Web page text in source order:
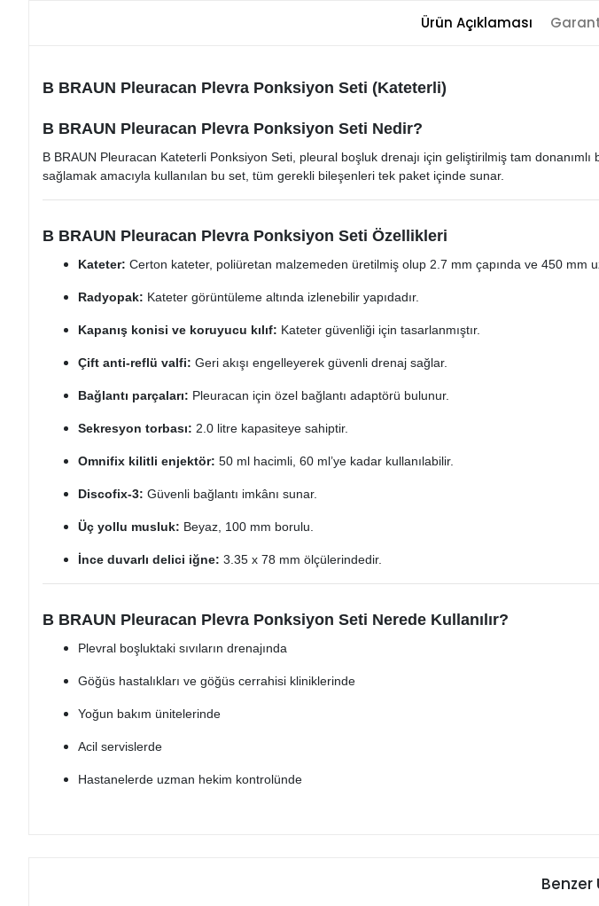
Ürün Açıklaması
B BRAUN Pleuracan Plevra Ponksiyon Seti (Kateterli)
B BRAUN Pleuracan Plevra Ponksiyon Seti Nedir?
B BRAUN Pleuracan Kateterli Ponksiyon Seti, pleural boşluk drenajı için geliştirilmiş tam
sağlamak amacıyla kullanılan bu set, tüm gerekli bileşenleri tek paket içinde sunar.
B BRAUN Pleuracan Plevra Ponksiyon Seti Özellikleri
Kateter: Certon kateter, poliüretan malzemeden üretilmiş olup 2.7 mm çapında ve 450 mm
Radyopak: Kateter görüntüleme altında izlenebilir yapıdadır.
Kapanış konisi ve koruyucu kılıf: Kateter güvenliği için tasarlanmıştır.
Çift anti-reflü valfi: Geri akışı engelleyerek güvenli drenaj sağlar.
Bağlantı parçaları: Pleuracan için özel bağlantı adaptörü bulunur.
Sekresyon torbası: 2.0 litre kapasiteye sahiptir.
Omnifix kilitli enjektör: 50 ml hacimli, 60 ml’ye kadar kullanılabilir.
Discofix-3: Güvenli bağlantı imkânı sunar.
Üç yollu musluk: Beyaz, 100 mm borulu.
İnce duvarlı delici iğne: 3.35 x 78 mm ölçülerindedir.
B BRAUN Pleuracan Plevra Ponksiyon Seti Nerede Kullanılır?
Plevral boşluktaki sıvıların drenajında
Göğüs hastalıkları ve göğüs cerrahisi kliniklerinde
Yoğun bakım ünitelerinde
Acil servislerde
Hastanelerde uzman hekim kontrolünde
Benzer